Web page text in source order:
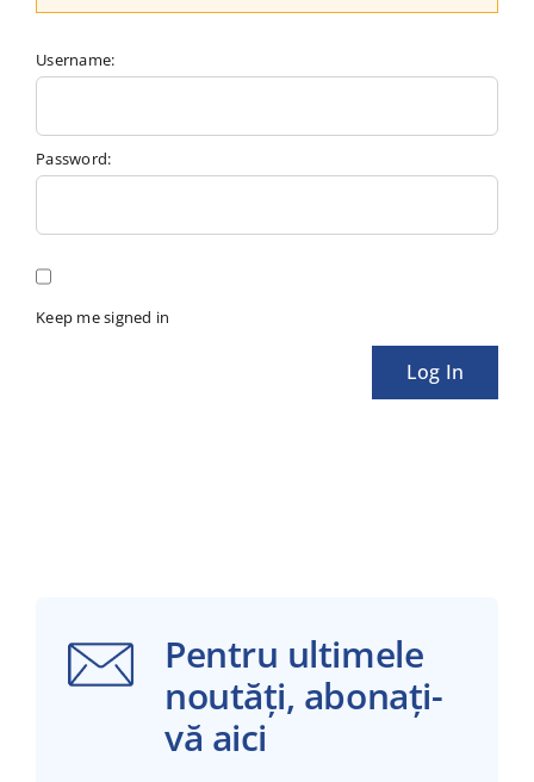
Username:
Password:
Keep me signed in
Log In
Pentru ultimele
noutăți, abonați-
vă aici